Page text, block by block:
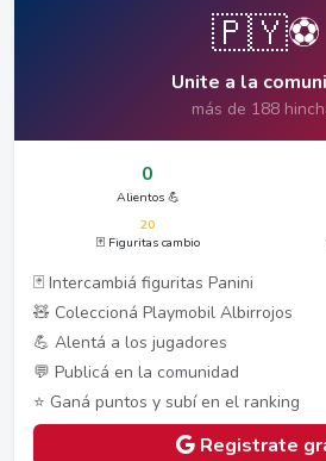
🇵🇾⚽
Unite a la
más de 188
0
Alientos 💪
20
🃏 Figuritas cambio
🃏 Intercambiá figuritas Panini
🧸 Coleccioná Playmobil Albirrojos
💪 Alentá a los jugadores
💬 Publicá en la comunidad
⭐ Ganá puntos y subí en el ranking
Registrate